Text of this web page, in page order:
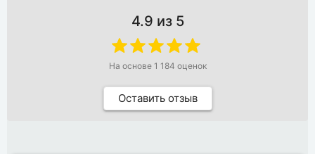
4.9 из 5
На основе 1 184 оценок
Оставить отзыв